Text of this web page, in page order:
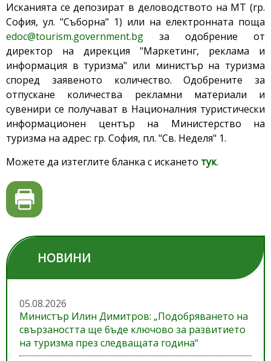
Исканията се депозират в деловодството на MТ (гр.
София, ул. "Съборна" 1) или на електронната поща
edoc@tourism.government.bg за одобрение от
директор на дирекция "Маркетинг, реклама и
информация в туризма" или министър на туризма
според заявеното количество. Одобрените за
отпускане количества рекламни материали и
сувенири се получават в Националния туристически
информационен център на Министерство на
туризма на адрес: гр. София, пл. "Св. Неделя" 1.
Можете да изтеглите бланка с искането тук.
НОВИНИ
05.08.2026
Министър Илин Димитров: „Подобряването на
свързаността ще бъде ключово за развитието
на туризма през следващата година“